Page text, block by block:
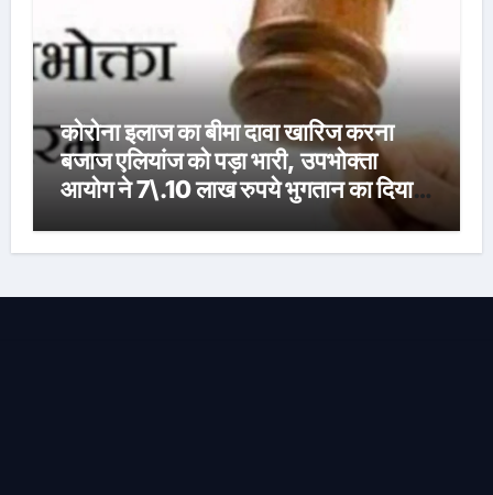
कोरोना इलाज का बीमा दावा खारिज करना
बजाज एलियांज को पड़ा भारी, उपभोक्ता
आयोग ने 7\.10 लाख रुपये भुगतान का दिया